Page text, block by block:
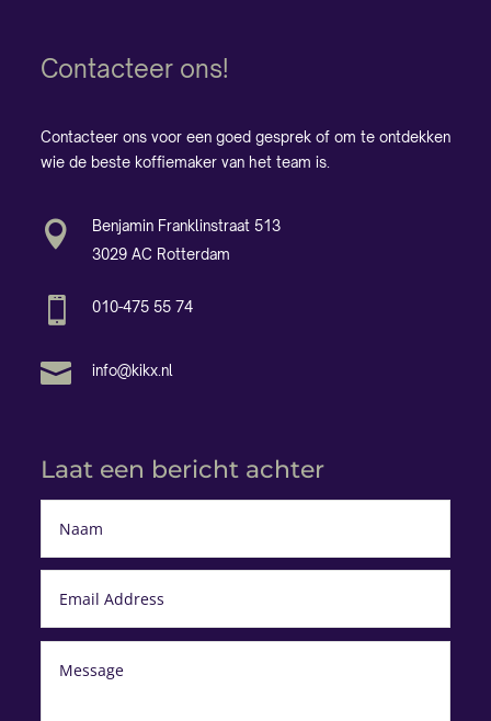
Contacteer ons!
Contacteer ons voor een goed gesprek of om te ontdekken
wie de beste koffiemaker van het team is.

Benjamin Franklinstraat 513
3029 AC Rotterdam
 010-475 55 74
 info@kikx.nl
Laat een bericht achter